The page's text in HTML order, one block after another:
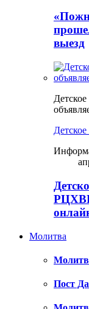
выезд
Молитва
Пост